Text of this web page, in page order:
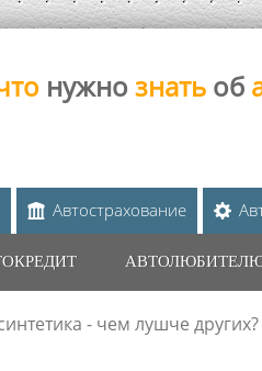
нужно знать об
Автострахование
- чем лушче других?